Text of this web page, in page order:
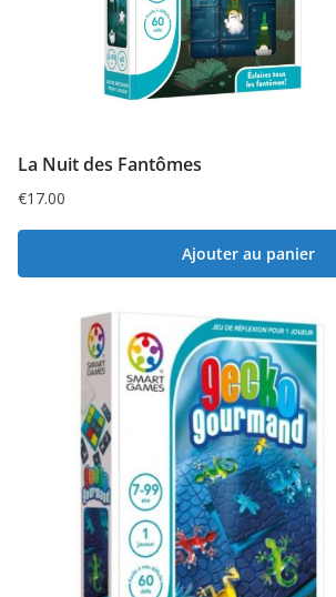
La Nuit des Fantômes
€17.00
Ajouter au panier